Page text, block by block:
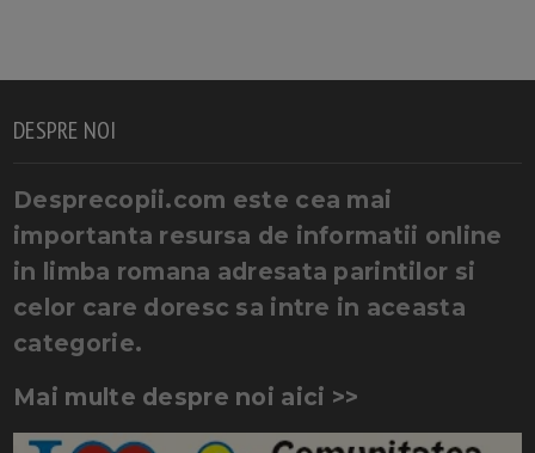
DESPRE NOI
Desprecopii.com este cea mai
importanta resursa de informatii online
in limba romana adresata parintilor si
celor care doresc sa intre in aceasta
categorie.
Mai multe despre noi aici >>